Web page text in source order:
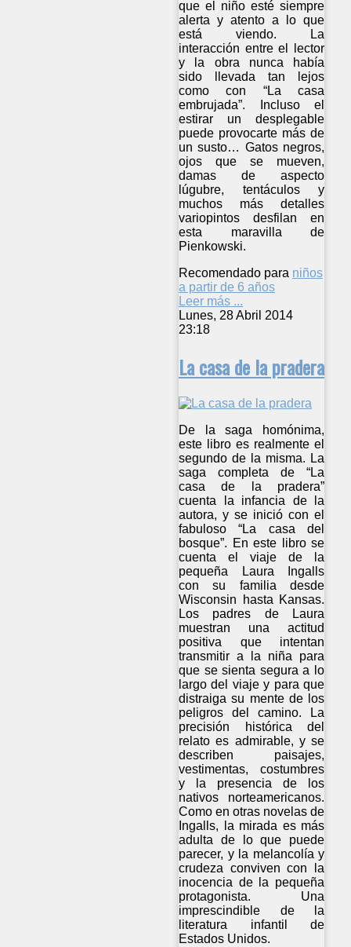
que el niño esté siempre
alerta y atento a lo que
está viendo. La
interacción entre el lector
y la obra nunca había
sido llevada tan lejos
como con “La casa
embrujada”. Incluso el
estirar un desplegable
puede provocarte más de
un susto… Gatos negros,
ojos que se mueven,
damas de aspecto
lúgubre, tentáculos y
muchos más detalles
variopintos desfilan en
esta maravilla de
Pienkowski.
Recomendado para niños
a partir de 6 años
Leer más ...
Lunes, 28 Abril 2014
23:18
La casa de la pradera
De la saga homónima,
este libro es realmente el
segundo de la misma. La
saga completa de “La
casa de la pradera”
cuenta la infancia de la
autora, y se inició con el
fabuloso “La casa del
bosque”. En este libro se
cuenta el viaje de la
pequeña Laura Ingalls
con su familia desde
Wisconsin hasta Kansas.
Los padres de Laura
muestran una actitud
positiva que intentan
transmitir a la niña para
que se sienta segura a lo
largo del viaje y para que
distraiga su mente de los
peligros del camino. La
precisión histórica del
relato es admirable, y se
describen paisajes,
vestimentas, costumbres
y la presencia de los
nativos norteamericanos.
Como en otras novelas de
Ingalls, la mirada es más
adulta de lo que puede
parecer, y la melancolía y
crudeza conviven con la
inocencia de la pequeña
protagonista. Una
imprescindible de la
literatura infantil de
Estados Unidos.